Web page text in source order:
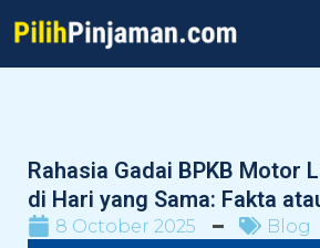
to
content
Rahasia Gadai BPKB Motor
di Hari yang Sama: Fakta
8 October 2025 Blog